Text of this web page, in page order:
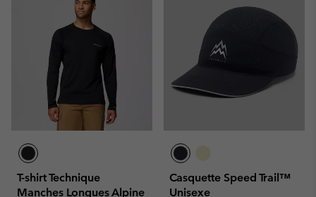
T-shirt Technique
Manches Longues Alpine
Casquette Speed Trail™
Unisexe